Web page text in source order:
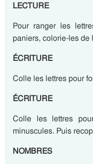
LECTURE
Pour ranger les
paniers, colorie-les de
ÉCRITURE
Colle les lettres pour
ÉCRITURE
Colle les lettres
minuscules. Puis
NOMBRES